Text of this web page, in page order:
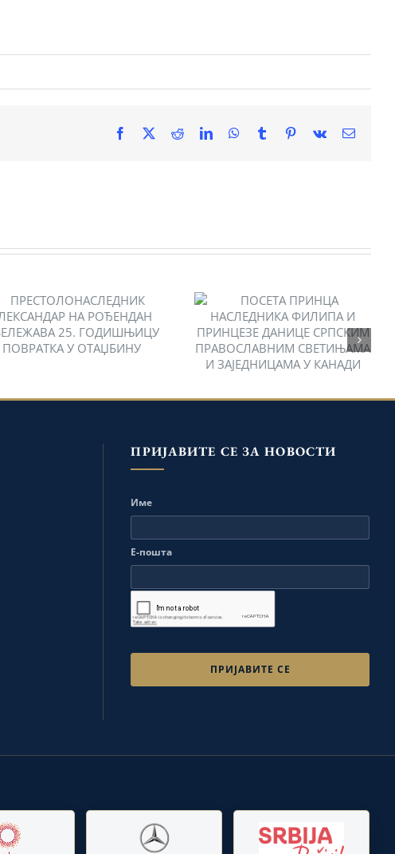
Facebook RedditLinkedInWhatsApp
Tumblr Pinterest
Vk Email
АЛЕКСАНДАР НА
РОЂЕНДАН ОБЕЛЕЖАВА
25. ГОДИШЊИЦУ
И ПРИНЦЕЗЕ ДАНИЦЕ
СРПСКИМ
ПРАВОСЛАВНИМ
СВЕТИЊАМА И
КАНАДИ
ПРИЈАВИТЕ СЕ ЗА НОВОСТИ
Име
Е-пошта